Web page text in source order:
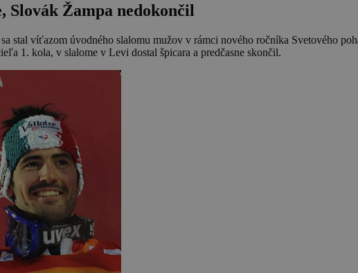
Slovák Žampa nedokončil
stal víťazom úvodného slalomu mužov v rámci nového ročníka Svetového
1. kola, v slalome v Levi dostal špicara a predčasne skončil.